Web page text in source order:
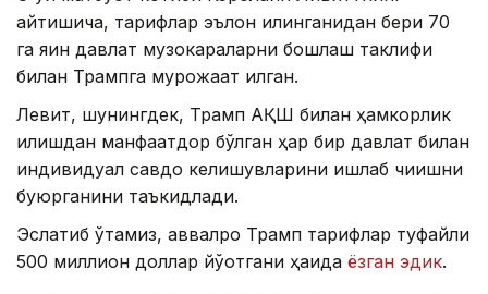
айтишича, тарифлар эълон қилинганидан бери 70
га яқин давлат музокараларни бошлаш таклифи
билан Трампга мурожаат қилган.
Левит, шунингдек, Трамп АҚШ билан ҳамкорлик
қилишдан манфаатдор бўлган ҳар бир давлат билан
индивидуал савдо келишувларини ишлаб чиқишни
буюрганини таъкидлади.
Эслатиб ўтамиз, аввалроқ Трамп тарифлар туфайли
500 миллион доллар йўқотгани ҳақида ёзган эдик.